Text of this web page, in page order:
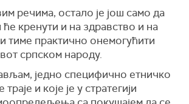
речима, остало је још само да
кренути и на здравство и на
тиме практично онемогућити
српском народу.
једно специфично етничко
и које је у стратегији